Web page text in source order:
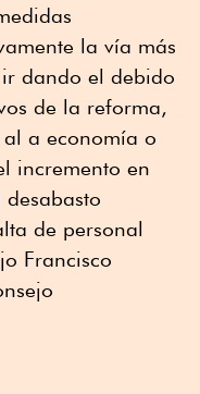
la vía más
dando el debido
de la reforma,
a economía o
incremento en
de personal
Francisco